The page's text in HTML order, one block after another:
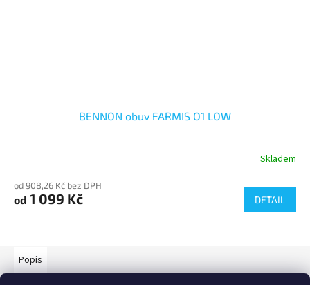
BENNON obuv FARMIS O1 LOW
Skladem
od 908,26 Kč bez DPH
od 1 099 Kč DETAIL
Popis